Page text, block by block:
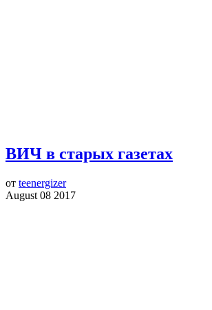
ВИЧ в старых газетах
от teenergizer
August 08 2017